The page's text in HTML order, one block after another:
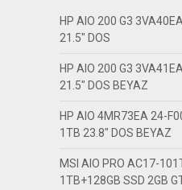
HP AIO 200 G3
21.5″ DOS
HP AIO 200 G3
21.5″ DOS BEYAZ
HP AIO 4MR73EA 24-
1TB 23.8″ DOS BEYAZ
MSI AIO PRO AC17-
1TB+128GB SSD 2GB